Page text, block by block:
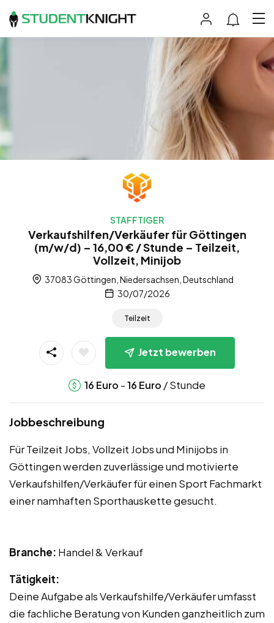
STAFFTIGER
Verkaufshilfen/Verkäufer für Göttingen
(m/w/d) – 16,00 € / Stunde – Teilzeit,
Vollzeit, Minijob
37083 Göttingen, Niedersachsen, Deutschland
30/07/2026
Teilzeit
Jetzt bewerben
16 Euro -16 Euro / Stunde
Jobbeschreibung
Für Teilzeit Jobs, Vollzeit Jobs und Minijobs in
Göttingen werden zuverlässige und motivierte
Verkaufshilfen/Verkäufer für einen Sport Fachmarkt
einer namhaften Sporthauskette gesucht.
Branche: Handel & Verkauf
Tätigkeit:
Deine Aufgabe als Verkaufshilfe/Verkäufer umfasst
die fachliche Beratung von Kunden ganzheitlich zum